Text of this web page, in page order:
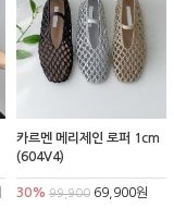
카르멘 메리제인 로퍼 1cm
(604V4)
30% 99,90069,900원